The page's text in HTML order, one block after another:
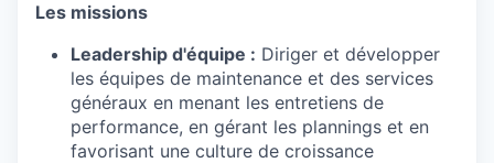
Les missions
Leadership d'équipe : Diriger et développer
les équipes de maintenance et des services
généraux en menant les entretiens de
performance, en gérant les plannings et en
favorisant une culture de croissance